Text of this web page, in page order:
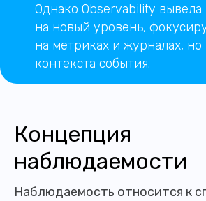
Однако Observability вывела
на новый уровень,
на метриках и журналах, но
контекста события.
Концепция
наблюдаемости
Наблюдаемость относится к